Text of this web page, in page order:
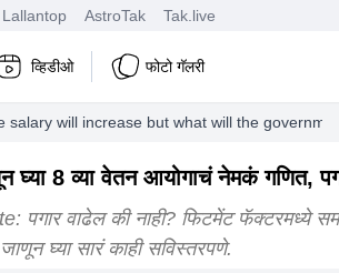
Lallantop AstroTak Tak.live
व्हिडीओ फोटो गॅलरी
salary will increase but what will the
8 व्या वेतन आयोगाचं नेमकं गणित,
वाढेल की नाही? फिटमेंट फॅक्टरमध्ये
घ्या सारं काही सविस्तरपणे.